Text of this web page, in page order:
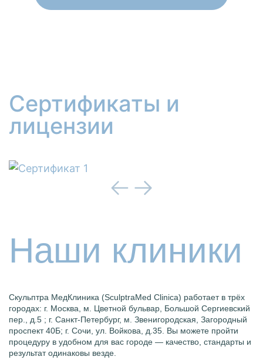
Сертификаты и
лицензии
Наши клиники
Скульптра МедКлиника (SculptraMed Clinica) работает в трёх
городах: г. Москва, м . Цветной бульвар, Большой Сергиевский
пер., д.5 ; г. Санкт-Петербург, м . Звенигородская, Загородный
проспект 40Б; г. Сочи, ул. Войкова, д.35. Вы можете пройти
процедуру в удобном для вас городе — качество, стандарты и
результат одинаковы везде.